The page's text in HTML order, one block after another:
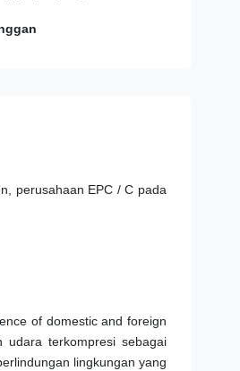
perusahaan EPC / C pada
of domestic and foreign
udara terkompresi sebagai
lingkungan yang